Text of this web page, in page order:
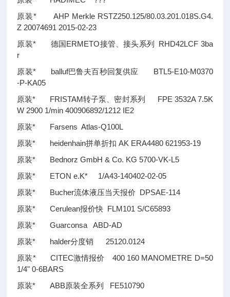
原装* AHP Merkle RSTZ250.125/80.03.201.018S.G4.
Z 20074691 2015-02-23
原装* 德国ERMETO接管、接头系列 RHD42LCF 3ba
r
原装* balluf巴鲁夫百秒回复供应 BTL5-E10-M0370
-P-KA05
原装* FRISTAM转子泵、密封系列 FPE 3532A 7.5K
W 2900 1/min 400906892/1212 IE2
原装* Farsens Atlas-Q100L
原装* heidenhain拼单折扣 AK ERA4480 621953-19
原装* Bednorz GmbH & Co. KG 5700-VK-L5
原装* ETON e.K* 1/A43-140402-02-05
原装* Bucher流体液压当天报价 DPSAE-114
原装* Cerulean报价快 FLM101 S/C65893
原装* Guarconsa ABD-AD
原装* halder分度销 25120.0124
原装* CITEC激情报价 400 160 MANOMETRE D=50
1/4" 0-6BARS
原装* ABB原装全系列 FE510790